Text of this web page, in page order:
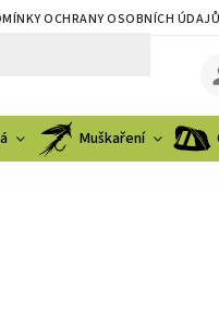
OCHRANY OSOBNÍCH ÚDAJŮ
Muškaření